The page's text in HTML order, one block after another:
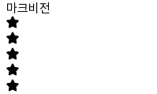
마크비전